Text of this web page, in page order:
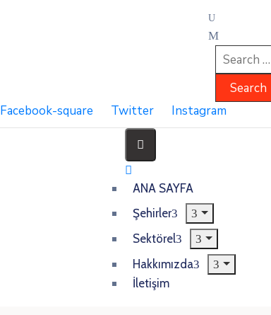
Facebook-square Twitter Instagram
ANA SAYFA
Şehirler
Sektörel
Hakkımızda
İletişim